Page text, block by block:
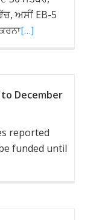
ਅਸੀਂ EB-5
[…]
December
reported
funded until